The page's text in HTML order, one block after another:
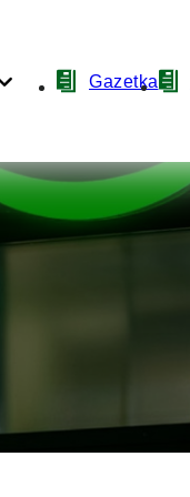
NawigacjaGazetka